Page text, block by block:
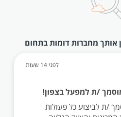
אותך מחברות דומות בתחום
לפני 14 שעות
/ת למפעל בצפון!
/ת לביצוע כל פעולות